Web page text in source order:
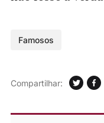
Famosos
Compartilhar: